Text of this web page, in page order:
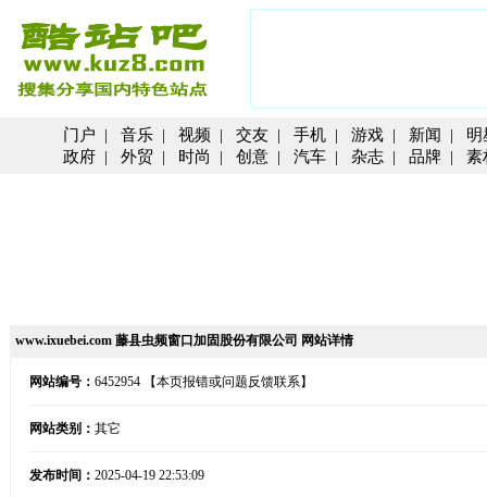
门户 | 音乐 | 视频 | 交友 | 手机 | 游戏 | 新闻 | 明
政府 | 外贸 | 时尚 | 创意 | 汽车 | 杂志 | 品牌 | 素
www.ixuebei.com 藤县虫频窗口加固股份有限公司 网站详情
网站编号： 6452954 【本页报错或问题反馈联系】
网站类别： 其它
发布时间： 2025-04-19 22:53:09